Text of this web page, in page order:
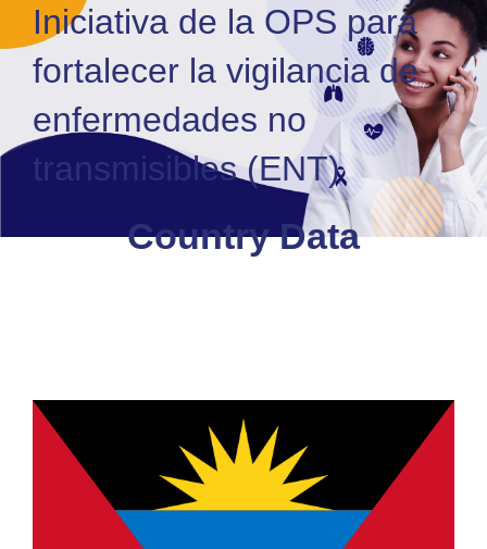
Iniciativa de la OPS para
fortalecer la vigilancia de
enfermedades no
transmisibles (ENT)
Country Data